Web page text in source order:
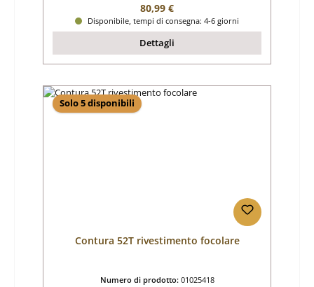
Prezzo normale:
80,99 €
Disponibile, tempi di consegna: 4-6 giorni
Dettagli
Solo 5 disponibili
Contura 52T rivestimento focolare
Numero di prodotto: 01025418